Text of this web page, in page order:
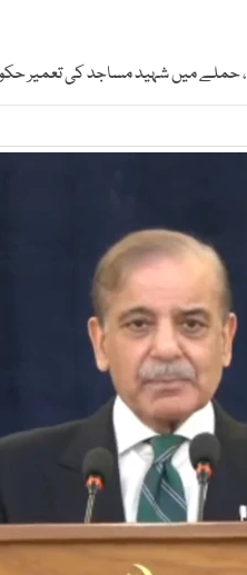
حملے میں شہید مساجد کی تعمیر